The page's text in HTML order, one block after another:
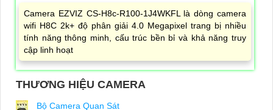
Camera EZVIZ CS-H8c-R100-1J4WKFL là dòng camera
wifi H8C 2k+ độ phân giải 4.0 Megapixel trang bị nhiều
tính năng thông minh, cấu trúc bền bỉ và khả năng truy
cập linh hoạt
THƯƠNG HIỆU CAMERA
Bộ Camera Quan Sát